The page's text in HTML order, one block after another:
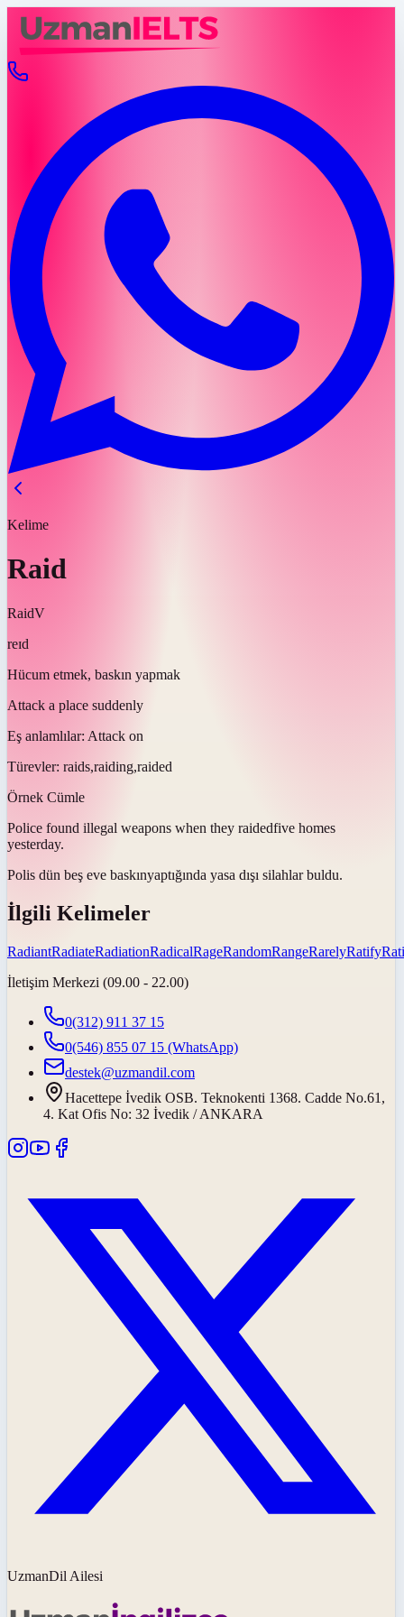
Kelime
Raid
RaidV
reɪd
Hücum etmek, baskın yapmak
Attack a place suddenly
Eş anlamlılar: Attack on
Türevler: raids,raiding,raided
Örnek Cümle
Police found illegal weapons when they raidedfive homes
yesterday.
Polis dün beş eve baskınyaptığında yasa dışı silahlar buldu.
İlgili Kelimeler
RadiantRadiateRadiationRadicalRageRandomRangeRarelyRatify
İletişim Merkezi (09.00 - 22.00)
0(312) 911 37 15
0(546) 855 07 15 (WhatsApp)
destek@uzmandil.com
Hacettepe İvedik OSB. Teknokenti 1368. Cadde No.61,
4. Kat Ofis No: 32 İvedik / ANKARA
UzmanDil Ailesi